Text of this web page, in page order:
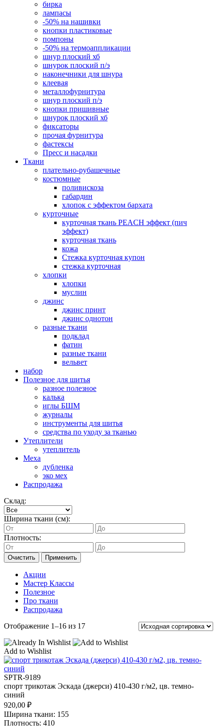
бирка
лампасы
-50% на нашивки
кнопки пластиковые
помпоны
-50% на термоаппликации
шнур плоский хб
шнурок плоский п/э
наконечники для шнура
клеевая
металлофурнитура
шнур плоский п/э
кнопки пришивные
шнурок плоский хб
фиксаторы
прочая фурнитура
фастексы
Пресс и насадки
Ткани
плательно-рубашечные
костюмные
поливискоза
габардин
хлопок с эффектом бархата
курточные
курточная ткань PEACH эффект (пич
эффект)
курточная ткань
кожа
Стежка курточная купон
стежка курточная
хлопки
хлопки
муслин
джинс
джинс принт
джинс однотон
разные ткани
подклад
фатин
разные ткани
вельвет
набор
Полезное для шитья
разное полезное
калька
иглы БШМ
журналы
инструменты для шитья
средства по уходу за тканью
Утеплители
утеплитель
Меха
дубленка
эко мех
Распродажа
Склад:
Ширина ткани (см):
Плотность:
Очистить Применить
Акции
Мастер Классы
Полезное
Про ткани
Распродажа
Отображение 1–16 из 17
Add to Wishlist
SPTR-9189
спорт трикотаж Эскада (джерси) 410-430 г/м2, цв. темно-
синий
920,00 ₽
Ширина ткани: 155
Плотность: 410